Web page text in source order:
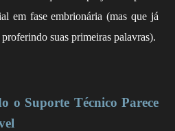
em fase embrionária (mas que já
suas primeiras palavras).
o Suporte Técnico Parece